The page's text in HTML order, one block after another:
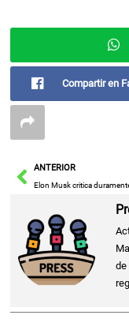
Compartir en
AntANTERIOR
de